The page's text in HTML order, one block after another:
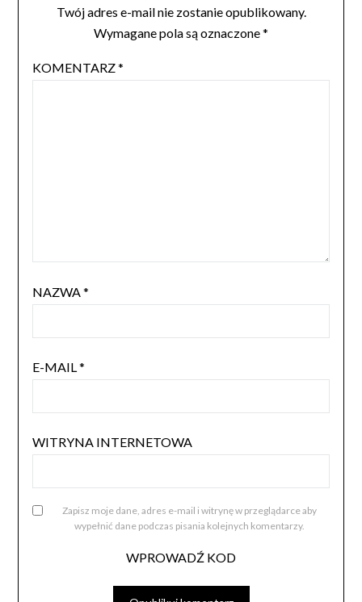
Twój adres e-mail nie zostanie opublikowany.
Wymagane pola są oznaczone*
KOMENTARZ*
NAZWA*
E-MAIL*
WITRYNA INTERNETOWA
Zapisz moje dane, adres e-mail i witrynę w przeglądarce aby
wypełnić dane podczas pisania kolejnych komentarzy.
WPROWADŹ KOD